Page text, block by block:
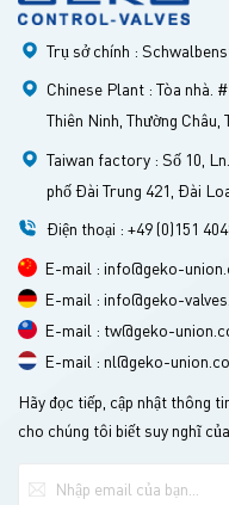
Trụ sở chính :
Chinese Plant : Tòa nhà.
Thiên Ninh, Thường Châu,
Taiwan factory : Số 10,
phố Đài Trung 421, Đài
Điện thoại : +49 (0)151
E-mail : info@geko-
E-mail : info@geko-
E-mail : tw@geko-
E-mail : nl@geko-
Hãy đọc tiếp, cập nhật thông
cho chúng tôi biết suy nghĩ của